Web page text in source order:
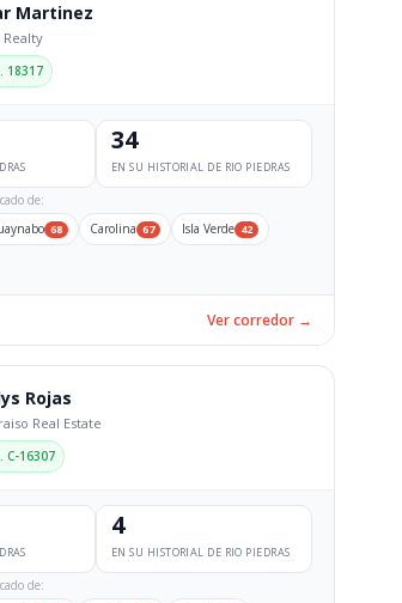
Martinez
18317
34
EN SU HISTORIAL DE RIO PIEDRAS
de:
68 Carolina 67 Isla Verde 42
Ver corredor →
Rojas
Real Estate
C-16307
4
EN SU HISTORIAL DE RIO PIEDRAS
de: